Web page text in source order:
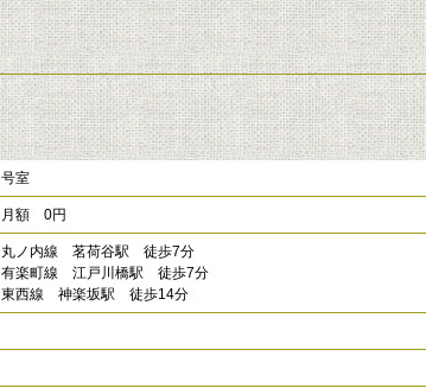
号室
月額 0円
丸ノ内線 茗荷谷駅 徒歩7分
有楽町線 江戸川橋駅 徒歩7分
東西線 神楽坂駅 徒歩14分